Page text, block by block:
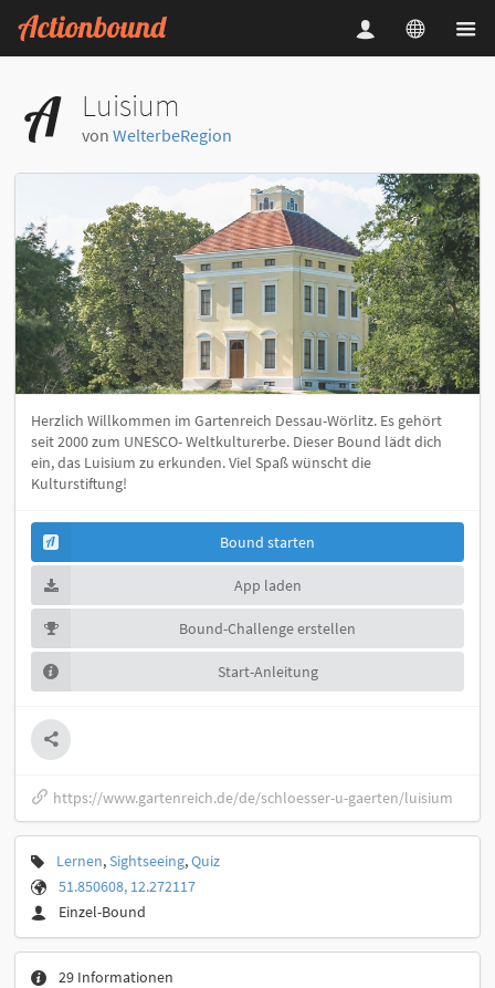
Luisium
von WelterbeRegion
Herzlich Willkommen im Gartenreich Dessau-Wörlitz. Es gehört
seit 2000 zum UNESCO- Weltkulturerbe. Dieser Bound lädt dich
ein, das Luisium zu erkunden. Viel Spaß wünscht die
Kulturstiftung!
Bound starten
App laden
Bound-Challenge erstellen
Start-Anleitung
https://www.gartenreich.de/de/schloesser-u-gaerten/luisium
Lernen,Sightseeing,Quiz
51.850608, 12.272117
Einzel-Bound
29 Informationen